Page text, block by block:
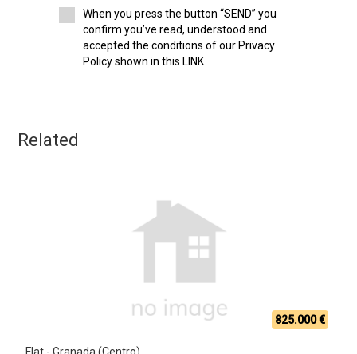
When you press the button “SEND” you
confirm you’ve read, understood and
accepted the conditions of our Privacy
Policy shown in this LINK
Related
825.000 €